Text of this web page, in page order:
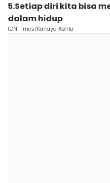
5.Setiap diri kita bisa
dalam hidup
IDN Times/Kanaya Ashla